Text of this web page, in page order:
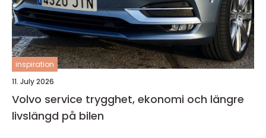
inspiration
11. July 2026
Volvo service trygghet, ekonomi och längre
livslängd på bilen